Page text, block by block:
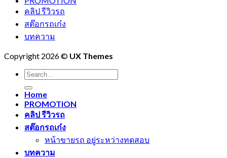
คลิป รีวิวรถ
สต๊อกรถเก๋ง
บทความ
Copyright 2026 © UX Themes
Home
PROMOTION
คลิป รีวิวรถ
สต๊อกรถเก๋ง
หน้าขายรถ อยู่ระหว่างทดสอบ
บทความ